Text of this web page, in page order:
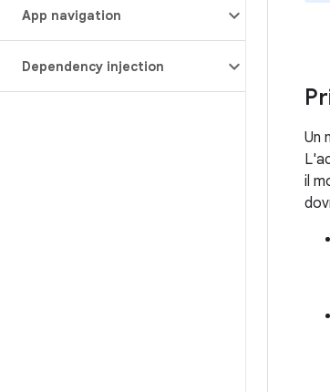
App navigation
Dependency injection
Un
il